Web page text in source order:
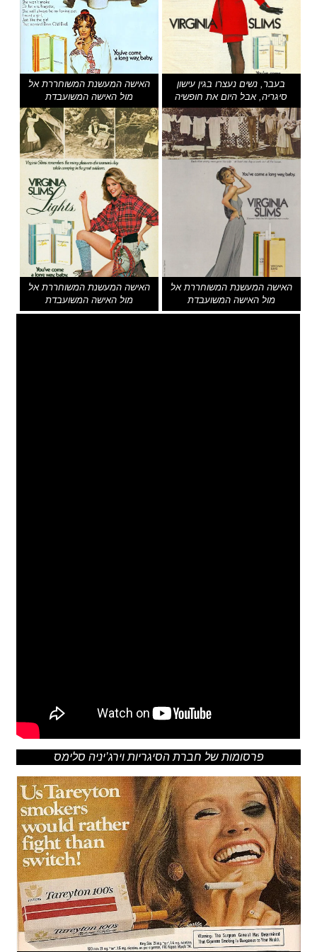
בעבר, נשים נעצרו בגין עישון
סיגריה, אבל היום את חופשיה
האישה המעשנת המשוחררת אל
מול האישה המשועבדת
האישה המעשנת המשוחררת אל
מול האישה המשועבדת
האישה המעשנת המשוחררת אל
מול האישה המשועבדת
פרסומות של חברת הסיגריות וירג’יניה סלימס